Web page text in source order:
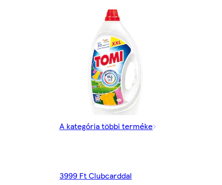
A kategória többi terméke
3999 Ft Clubcarddal